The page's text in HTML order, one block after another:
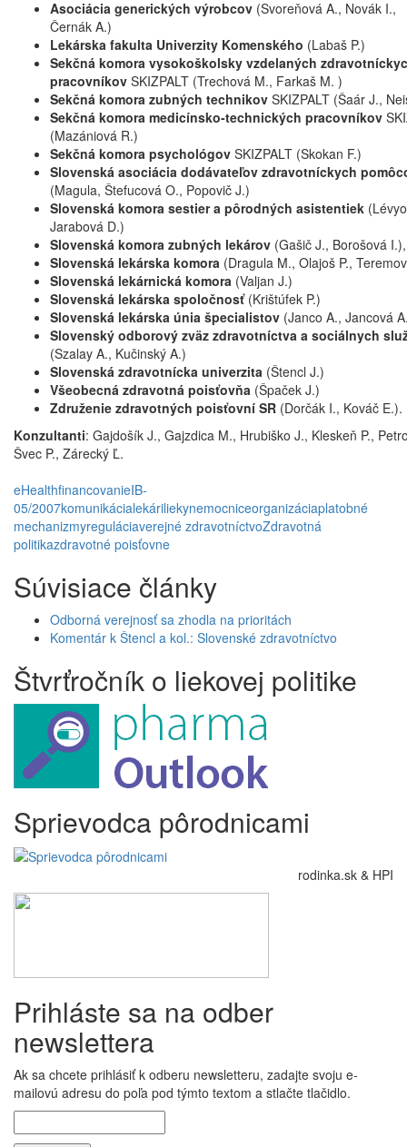
Asociácia generických výrobcov (Svoreňová A., Novák I.,
Černák A.)
Lekárska fakulta Univerzity Komenského (Labaš P.)
Sekčná komora vysokoškolsky vzdelaných
pracovníkov SKIZPALT (Trechová M., Farkaš M. )
Sekčná komora zubných technikov SKIZPALT (Šaár J.,
Sekčná komora medicínsko-technických pracovníkov
(Mazániová R.)
Sekčná komora psychológov SKIZPALT (Skokan F.)
Slovenská asociácia dodávateľov zdravotníckych
(Magula, Štefucová O., Popovič J.)
Slovenská komora sestier a pôrodných asistentiek
Jarabová D.)
Slovenská komora zubných lekárov (Gašič J., Borošová I.),
Slovenská lekárska komora (Dragula M., Olajoš P.,
Slovenská lekárnická komora (Valjan J.)
Slovenská lekárska spoločnosť (Krištúfek P.)
Slovenská lekárska únia špecialistov (Janco A., Jancová
Slovenský odborový zväz zdravotníctva a sociálnych
(Szalay A., Kučinský A.)
Slovenská zdravotnícka univerzita (Štencl J.)
Všeobecná zdravotná poisťovňa (Špaček J.)
Združenie zdravotných poisťovní SR (Dorčák I., Kováč E.).
Konzultanti: Gajdošík J., Gajzdica M., Hrubiško J., Kleskeň P.,
Švec P., Zárecký Ľ.
eHealthfinancovanieIB-
05/2007komunikácialekáriliekynemocniceorganizáciaplatobné
mechanizmyreguláciaverejné zdravotníctvoZdravotná
politikazdravotné poisťovne
Súvisiace články
Odborná verejnosť sa zhodla na prioritách
Komentár k Štencl a kol.: Slovenské zdravotníctvo
Štvrťročník o liekovej politike
Sprievodca pôrodnicami
rodinka.sk & HPI
Prihláste sa na odber
newslettera
Ak sa chcete prihlásiť k odberu newsletteru, zadajte svoju e-
mailovú adresu do poľa pod týmto textom a stlačte tlačidlo.